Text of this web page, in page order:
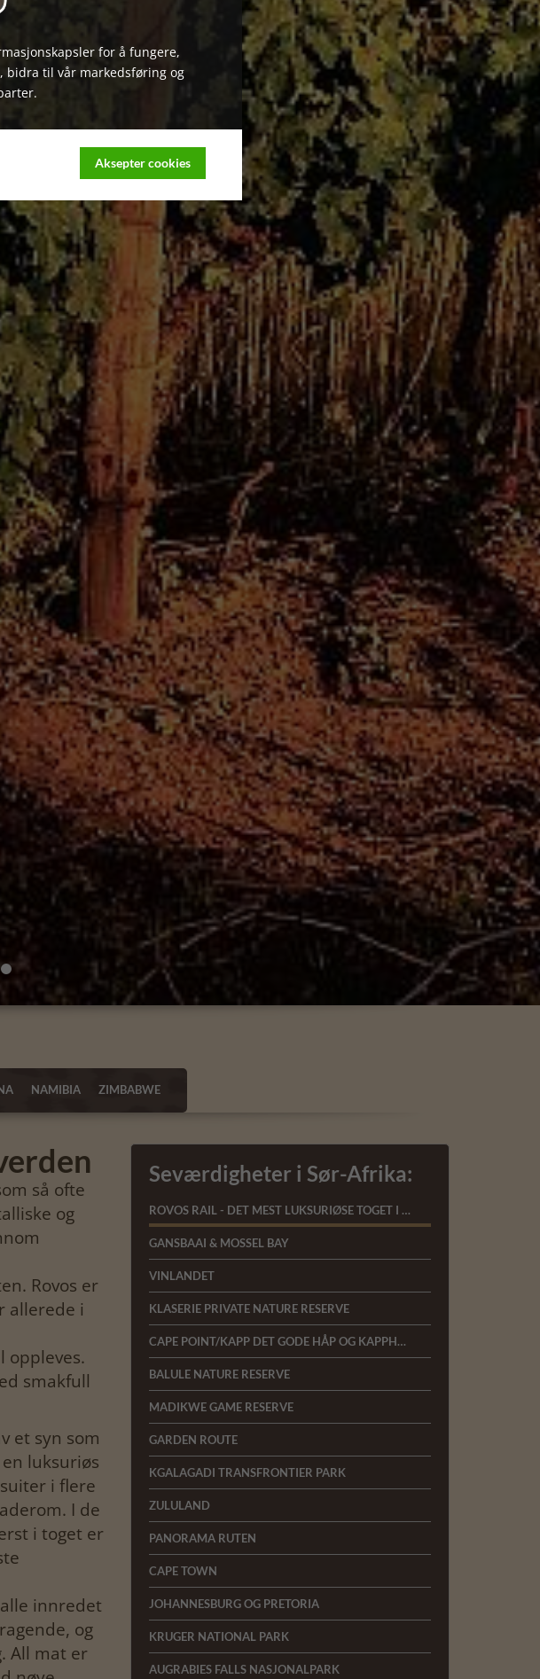
NAMIBIA ZIMBABWE
så ofte
og
Rovos er
allerede i
oppleves.
smakfull
et syn som
luksuriøs
i flere
I de
i toget er
innredet
og
All mat er
Seværdigheter i Sør-Afrika:
ROVOS RAIL - DET MEST LUKSURIØSE TOGET I VERDEN
GANSBAAI & MOSSEL BAY
VINLANDET
KLASERIE PRIVATE NATURE RESERVE
CAPE POINT/KAPP DET GODE HÅP OG KAPPHALVØYA
BALULE NATURE RESERVE
MADIKWE GAME RESERVE
GARDEN ROUTE
KGALAGADI TRANSFRONTIER PARK
ZULULAND
PANORAMA RUTEN
CAPE TOWN
JOHANNESBURG OG PRETORIA
KRUGER NATIONAL PARK
AUGRABIES FALLS NASJONALPARK
for å fungere,
bidra til vår markedsføring og
Aksepter cookies